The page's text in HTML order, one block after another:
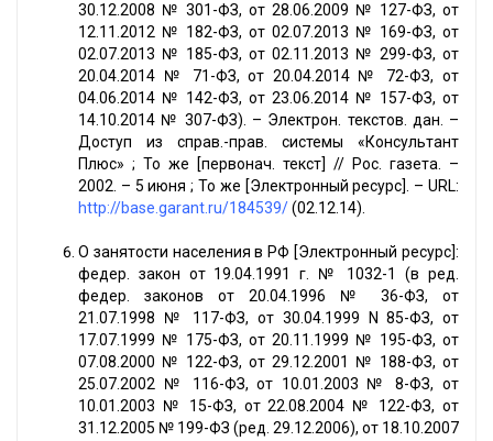
30.12.2008 № 301-ФЗ, от 28.06.2009 № 127-ФЗ, от
12.11.2012 № 182-ФЗ, от 02.07.2013 № 169-ФЗ, от
02.07.2013 № 185-ФЗ, от 02.11.2013 № 299-ФЗ, от
20.04.2014 № 71-ФЗ, от 20.04.2014 № 72-ФЗ, от
04.06.2014 № 142-ФЗ, от 23.06.2014 № 157-ФЗ, от
14.10.2014 № 307-ФЗ). – Электрон. текстов. дан. –
Доступ из справ.-прав. системы «Консультант
Плюс» ; То же [первонач. текст] // Рос. газета. –
2002. – 5 июня ; То же [Электронный ресурс]. – URL:
http://base.garant.ru/184539/(02.12.14).
О занятости населения в РФ [Электронный ресурс]:
федер. закон от 19.04.1991 г. № 1032-1 (в ред.
федер. законов от 20.04.1996 № 36-ФЗ, от
21.07.1998 № 117-ФЗ, от 30.04.1999 N 85-ФЗ, от
17.07.1999 № 175-ФЗ, от 20.11.1999 № 195-ФЗ, от
07.08.2000 № 122-ФЗ, от 29.12.2001 № 188-ФЗ, от
25.07.2002 № 116-ФЗ, от 10.01.2003 № 8-ФЗ, от
10.01.2003 № 15-ФЗ, от 22.08.2004 № 122-ФЗ, от
31.12.2005 № 199-ФЗ (ред. 29.12.2006), от 18.10.2007